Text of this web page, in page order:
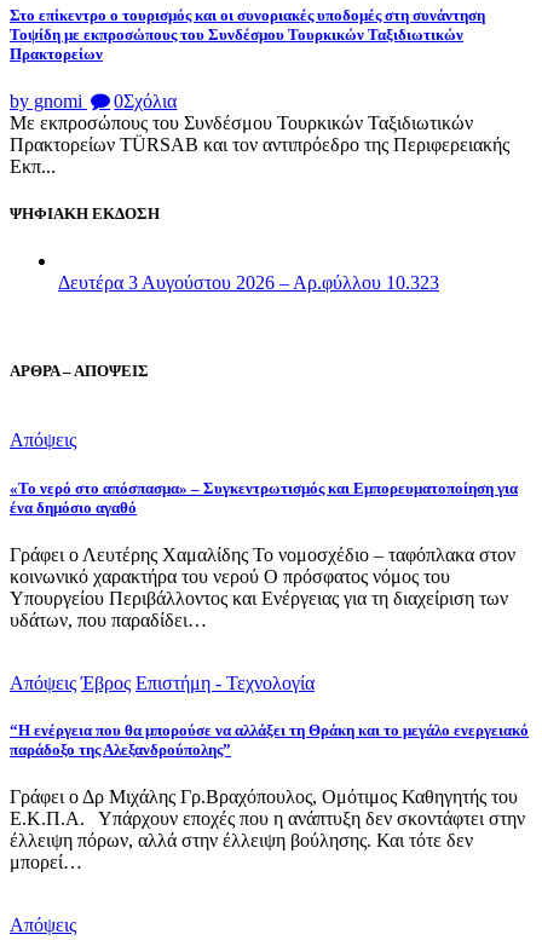
Στο επίκεντρο ο τουρισμός και οι συνοριακές υποδομές στη συνάντηση
Τοψίδη με εκπροσώπους του Συνδέσμου Τουρκικών Ταξιδιωτικών
Πρακτορείων
by gnomi 0Σχόλια
Με εκπροσώπους του Συνδέσμου Τουρκικών Ταξιδιωτικών
Πρακτορείων TÜRSAB και τον αντιπρόεδρο της Περιφερειακής
Εκπ...
ΨΗΦΙΑΚΗ ΕΚΔΟΣΗ
Δευτέρα 3 Αυγούστου 2026 – Αρ.φύλλου 10.323
ΑΡΘΡΑ – ΑΠΟΨΕΙΣ
Απόψεις
«Το νερό στο απόσπασμα» – Συγκεντρωτισμός και Εμπορευματοποίηση για
ένα δημόσιο αγαθό
Γράφει ο Λευτέρης Χαμαλίδης Το νομοσχέδιο – ταφόπλακα στον
κοινωνικό χαρακτήρα του νερού Ο πρόσφατος νόμος του
Υπουργείου Περιβάλλοντος και Ενέργειας για τη διαχείριση των
υδάτων, που παραδίδει…
Απόψεις Έβρος Επιστήμη - Τεχνολογία
“Η ενέργεια που θα μπορούσε να αλλάξει τη Θράκη και το μεγάλο ενεργειακό
παράδοξο της Αλεξανδρούπολης”
Γράφει ο Δρ Μιχάλης Γρ.Βραχόπουλος, Ομότιμος Καθηγητής του
Ε.Κ.Π.Α. Υπάρχουν εποχές που η ανάπτυξη δεν σκοντάφτει στην
έλλειψη πόρων, αλλά στην έλλειψη βούλησης. Και τότε δεν
μπορεί…
Απόψεις